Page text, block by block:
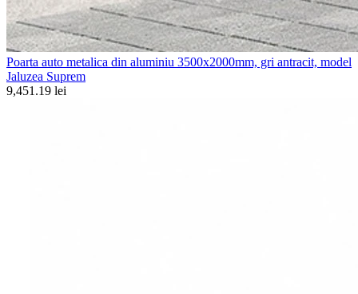
Poarta auto metalica din aluminiu 3500x2000mm, gri antracit, model
Jaluzea Suprem
9,451.19 lei